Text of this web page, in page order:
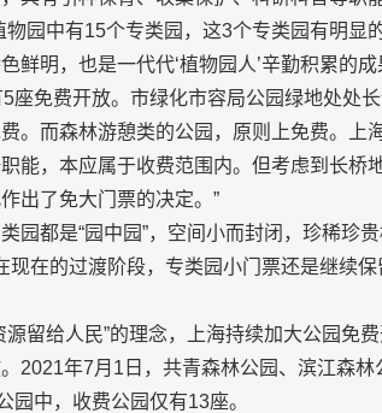
园中有15个专类园，这3个专类园有明显
明，也是一代代‘植物园人’辛勤积累的成
免费开放。市绿化市容局公园绿地处处
。而森林游憩类的公园，原则上免费。上
能，本应属于收费范围内。但考虑到长桥
出了免大门票的决定。”
园都是“园中园”，空间小而封闭，珍稀珍
现在的过渡阶段，专类园小门票还是继续保
留给人民”的理念，上海持续加大公园免
2021年7月1日，共青森林公园、滨江森林
中，收费公园仅有13座。